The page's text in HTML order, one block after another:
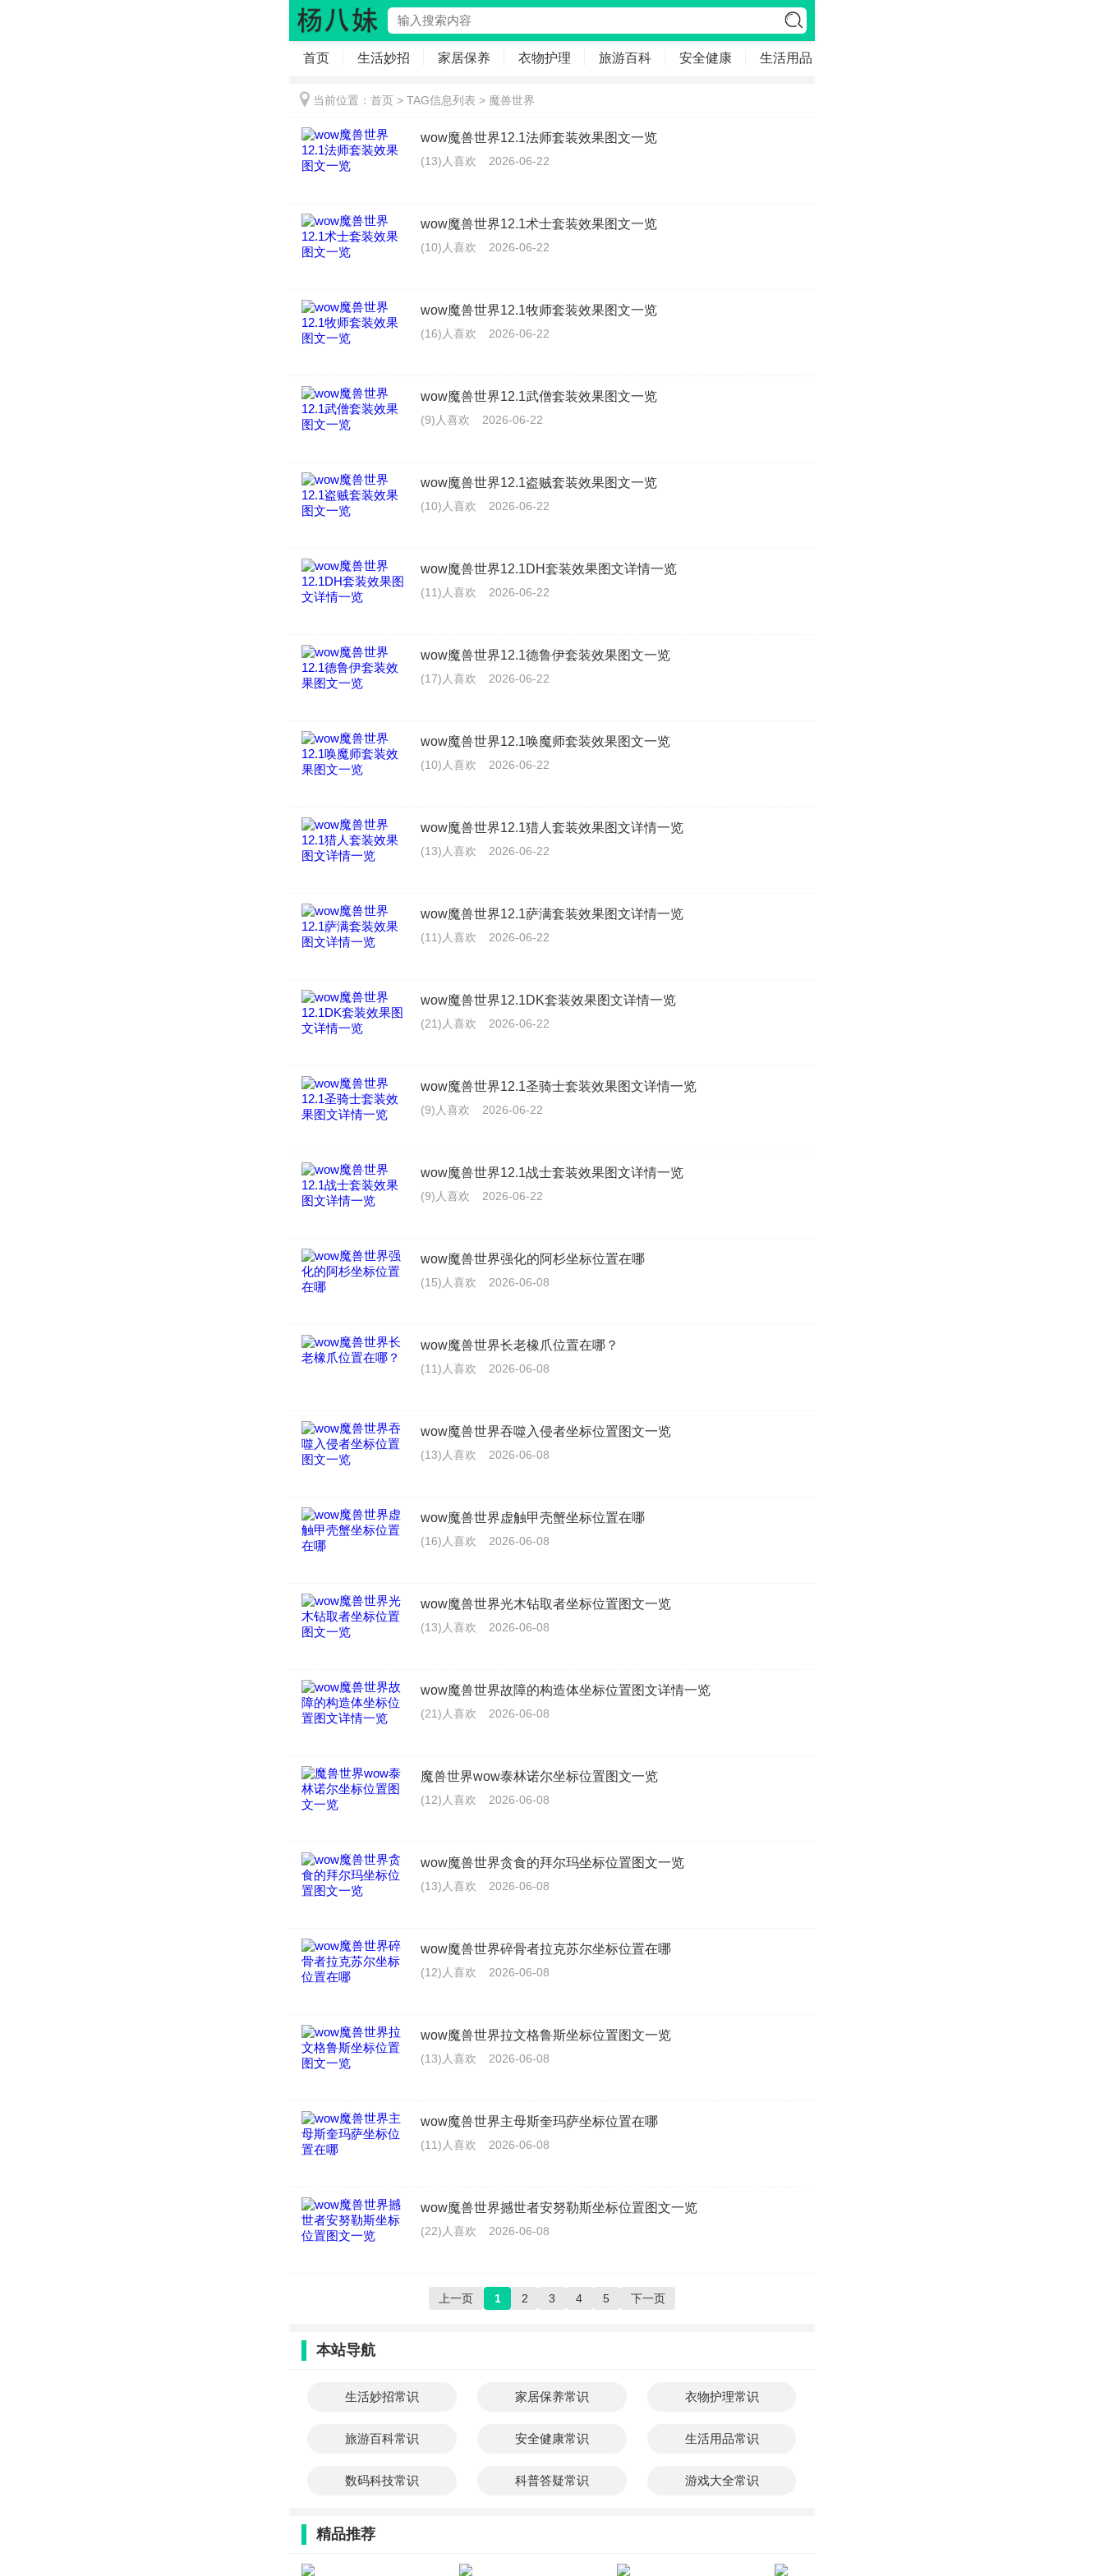
首页 生活妙招 家居保养 衣物护理 旅游百科 安全健康 生活用品
当前位置： 首页 > TAG信息列表 > 魔兽世界
wow魔兽世界12.1法师套装效果图文一览
(13)人喜欢 2026-06-22
wow魔兽世界12.1术士套装效果图文一览
(10)人喜欢 2026-06-22
wow魔兽世界12.1牧师套装效果图文一览
(16)人喜欢 2026-06-22
wow魔兽世界12.1武僧套装效果图文一览
(9)人喜欢 2026-06-22
wow魔兽世界12.1盗贼套装效果图文一览
(10)人喜欢 2026-06-22
wow魔兽世界12.1DH套装效果图文详情一览
(11)人喜欢 2026-06-22
wow魔兽世界12.1德鲁伊套装效果图文一览
(17)人喜欢 2026-06-22
wow魔兽世界12.1唤魔师套装效果图文一览
(10)人喜欢 2026-06-22
wow魔兽世界12.1猎人套装效果图文详情一览
(13)人喜欢 2026-06-22
wow魔兽世界12.1萨满套装效果图文详情一览
(11)人喜欢 2026-06-22
wow魔兽世界12.1DK套装效果图文详情一览
(21)人喜欢 2026-06-22
wow魔兽世界12.1圣骑士套装效果图文详情一览
(9)人喜欢 2026-06-22
wow魔兽世界12.1战士套装效果图文详情一览
(9)人喜欢 2026-06-22
wow魔兽世界强化的阿杉坐标位置在哪
(15)人喜欢 2026-06-08
wow魔兽世界长老橡爪位置在哪？
(11)人喜欢 2026-06-08
wow魔兽世界吞噬入侵者坐标位置图文一览
(13)人喜欢 2026-06-08
wow魔兽世界虚触甲壳蟹坐标位置在哪
(16)人喜欢 2026-06-08
wow魔兽世界光木钻取者坐标位置图文一览
(13)人喜欢 2026-06-08
wow魔兽世界故障的构造体坐标位置图文详情一览
(21)人喜欢 2026-06-08
魔兽世界wow泰林诺尔坐标位置图文一览
(12)人喜欢 2026-06-08
wow魔兽世界贪食的拜尔玛坐标位置图文一览
(13)人喜欢 2026-06-08
wow魔兽世界碎骨者拉克苏尔坐标位置在哪
(12)人喜欢 2026-06-08
wow魔兽世界拉文格鲁斯坐标位置图文一览
(13)人喜欢 2026-06-08
wow魔兽世界主母斯奎玛萨坐标位置在哪
(11)人喜欢 2026-06-08
wow魔兽世界撼世者安努勒斯坐标位置图文一览
(22)人喜欢 2026-06-08
上一页 1 2 3 4 5 下一页
本站导航
生活妙招常识 家居保养常识 衣物护理常识
旅游百科常识 安全健康常识 生活用品常识
数码科技常识 科普答疑常识 游戏大全常识
精品推荐